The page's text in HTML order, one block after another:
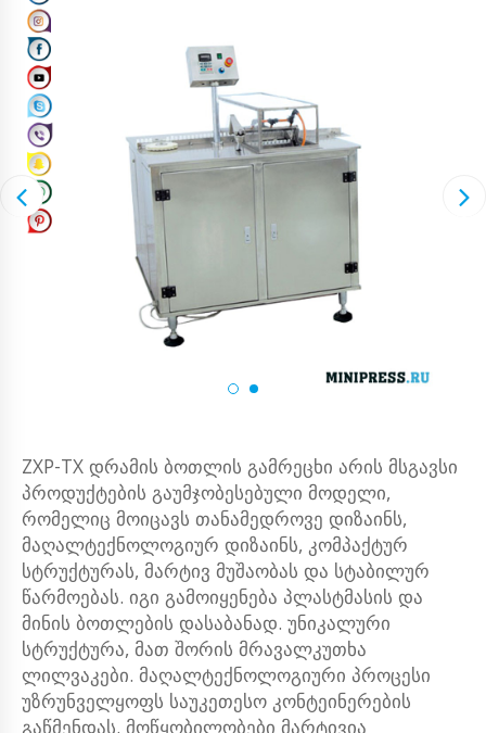
ZXP-TX დრამის ბოთლის გამრეცხი არის მსგავსი
პროდუქტების გაუმჯობესებული მოდელი,
რომელიც მოიცავს თანამედროვე დიზაინს,
მაღალტექნოლოგიურ დიზაინს, კომპაქტურ
სტრუქტურას, მარტივ მუშაობას და სტაბილურ
წარმოებას. იგი გამოიყენება პლასტმასის და
მინის ბოთლების დასაბანად. უნიკალური
სტრუქტურა, მათ შორის მრავალკუთხა
ლილვაკები. მაღალტექნოლოგიური პროცესი
უზრუნველყოფს საუკეთესო კონტეინერების
გაწმენდას. მოწყობილობები მარტივია